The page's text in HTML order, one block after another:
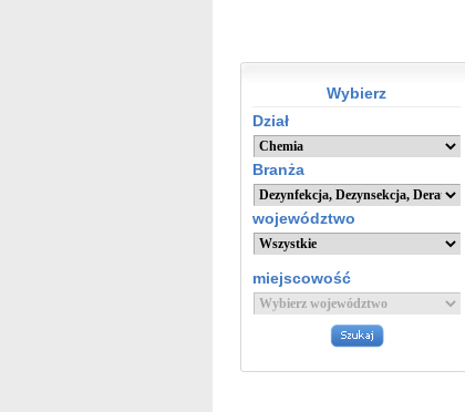
Wybierz
Dział
Branża
województwo
miejscowość